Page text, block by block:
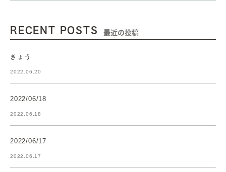
RECENT POSTS 最近の投稿
きょう
2022.06.20
2022/06/18
2022.06.18
2022/06/17
2022.06.17